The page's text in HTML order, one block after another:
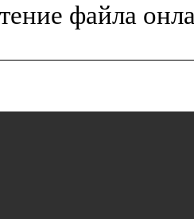
файла